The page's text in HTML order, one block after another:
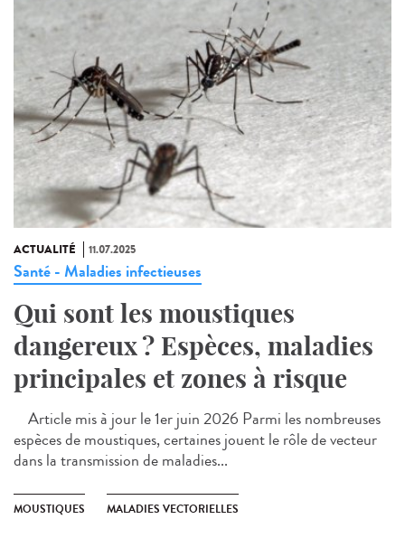
ACTUALITÉ 11.07.2025
Santé - Maladies infectieuses
Qui sont les moustiques
dangereux ? Espèces, maladies
principales et zones à risque
Article mis à jour le 1er juin 2026 Parmi les nombreuses
espèces de moustiques, certaines jouent le rôle de vecteur
dans la transmission de maladies...
MOUSTIQUES MALADIES VECTORIELLES